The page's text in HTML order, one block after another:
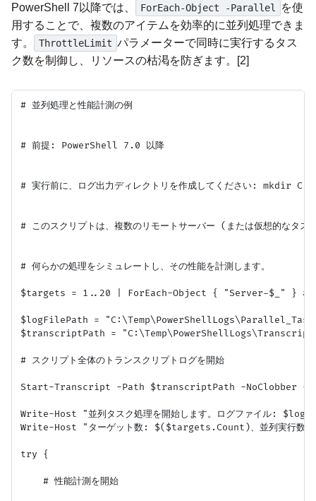
PowerShell 7以降では、 ForEach-Object -Parallel
を使
用することで、複数のアイテムを効率的に並列処理できま
す。
ThrottleLimit パラメーターで同時に実行するタス
ク数を制御し、リソースの枯渇を防ぎます。[2]
# 並列処理と性能計測の例
# 前提: PowerShell 7.0 以降
# 実行前に、ログ出力ディレクトリを作成してください: mkdir
# このスクリプトは、複数のリモートサーバー (または仮想的なタス
# 何らかの処理をシミュレートし、その性能を計測します。
$targets = 1..20 | ForEach-Object { "Server-$_" } # 20
$logFilePath =
$transcriptPath =
# スクリプト全体のトランスクリプトログを開始
Start-Transcript -Path $transcriptPath -NoClobber -
Write-Host "並列タスク処理を開始します。ログファイル:
Write-Host "ターゲット数: $($targets.Count)、並列実
try {
    # 性能計測を開始